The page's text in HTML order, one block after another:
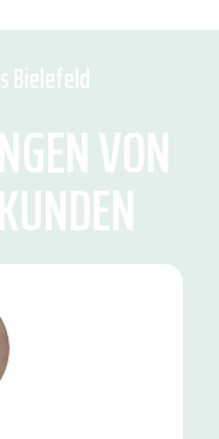
Bielefeld
VON